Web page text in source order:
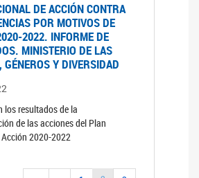
DE ACCIÓN CONTRA
POR MOTIVOS DE
2022. INFORME DE
MINISTERIO DE LAS
GÉNEROS Y DIVERSIDAD
los resultados de la
de las acciones del Plan
2020-2022